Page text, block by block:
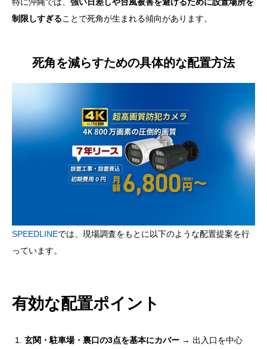
特に沖縄では、 強い日差しや台風被害を避けるために設置場所を
制限しすぎることで死角が生まれる傾向があります。
死角を減らすための具体的な配置方法
SPEEDLINEでは、現場調査をもとに以下のような配置提案を行
っています。
有効な配置ポイント
玄関・駐車場・裏口の3点を基本にカバー → 出入口を中心